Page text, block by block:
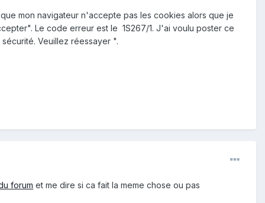
mon navigateur n'accepte pas les cookies alors que je
Le code erreur est le 1S267/1. J'ai voulu poster ce
Veuillez réessayer ".
forum et me dire si ca fait la meme chose ou pas